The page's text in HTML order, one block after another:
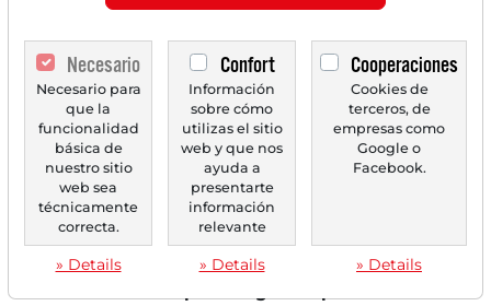
01/12/2025 a las 08 h
Quinto día consecutivo de ganancias
Necesario
Necesario para
que la
funcionalidad
básica de
nuestro sitio
web sea
técnicamente
correcta.
» Details
Confort
Información
sobre cómo
utilizas el sitio
web y que nos
ayuda a
presentarte
información
relevante
» Details
Cooperaciones
Cookies de
terceros, de
empresas como
Google o
Facebook.
» Details